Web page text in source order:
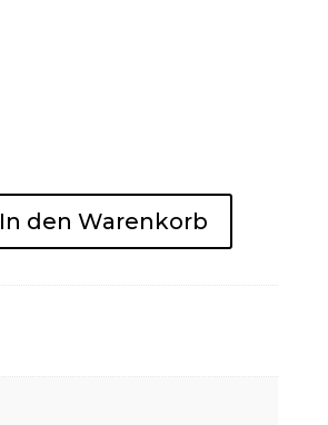
In den Warenkorb